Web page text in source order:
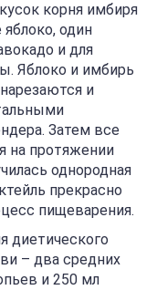
корня имбиря
один
и для
Яблоко и имбирь
и
Затем все
на протяжении
однородная
прекрасно
пищеварения.
диетического
– два средних
и 250 мл